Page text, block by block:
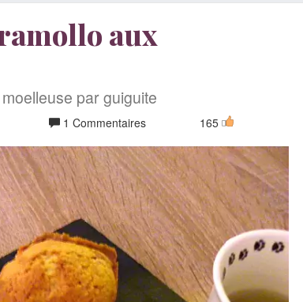
aux
par guiguite
1 Commentaires 165